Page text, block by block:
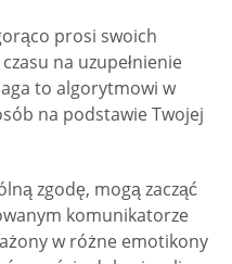
prosi swoich
na uzupełnienie
to algorytmowi w
na podstawie Twojej
zgodę, mogą zacząć
komunikatorze
w różne emotikony